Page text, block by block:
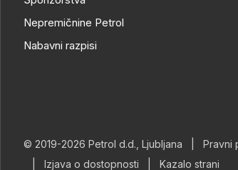
Nepremičnine Petrol
Nabavni razpisi
© 2019-2026 Petrol d.d., Ljubljana Pravni
Izjava o dostopnosti Kazalo strani